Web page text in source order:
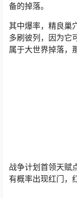
备的掉落。
其中爆率，精良巢
多刷 彼列 ，因为它
属于大世界掉落，
战争计划首领天赋
有概率出现红门，